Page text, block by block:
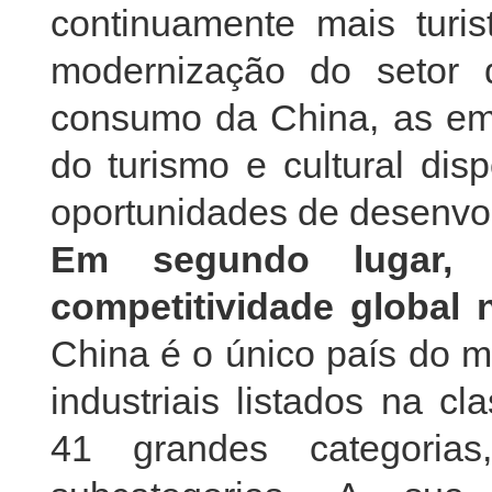
continuamente mais
modernização do
consumo da China, as
do turismo e cultural
oportunidades de
Em segundo
competitividade global
China é o único país do
industriais listados na
41 grandes